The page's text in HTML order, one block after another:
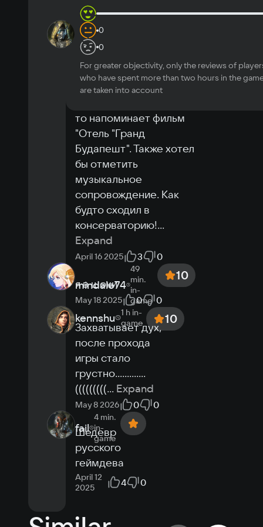
id460700863
Огромная работа,
отличный результат.
Озвучка супер.
Особенно понравилась
то напоминает фильм
"Отель "Гранд
Будапешт". Также хотел
бы отметить
музыкальное
сопровождение. Как
будто сходил в
консерваторию!...
Expand
April 16 2025 3 0
mindale74
49
min.
in-
game
10
я в шоки
May 18 2025 0 0
kennshu 1 h in-
game
10
Захватывает дух,
после прохода
игры стало
грустно.............
(((((((((... Expand
May 8 2026 0 0
fail
4 min.
in-
game
Шедевр
русского
геймдева
April 12
2025
4 0
0
0
For greater objectivity, only the reviews of
who have spent more than two hours in the
are taken into account